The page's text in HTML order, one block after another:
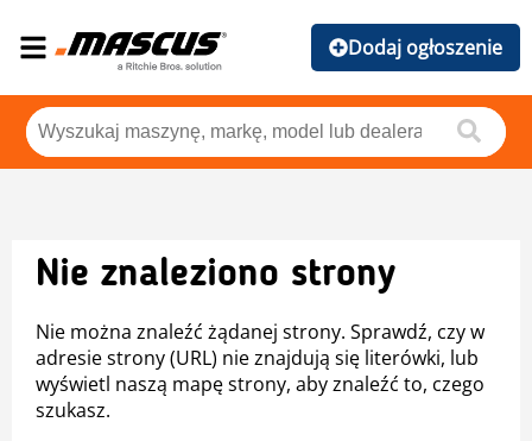
Dodaj ogłoszenie
Nie znaleziono strony
Nie można znaleźć żądanej strony. Sprawdź, czy w
adresie strony (URL) nie znajdują się literówki, lub
wyświetl naszą mapę strony, aby znaleźć to, czego
szukasz.